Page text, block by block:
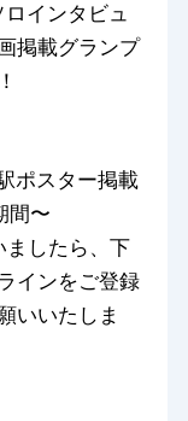
インタビュ
掲載グランプ
ポスター掲載
間〜
したら、下
インをご登録
いいたしま